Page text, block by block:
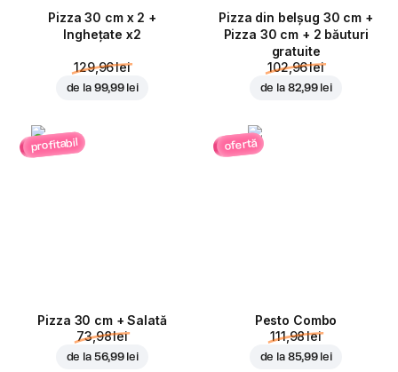
Pizza 30 cm x 2 +
Inghețate x2
129,96 lei
de la 99,99 lei
Pizza din belșug 30 cm +
Pizza 30 cm + 2 băuturi
gratuite
102,96 lei
de la 82,99 lei
profitabil
Pizza 30 cm + Salată
73,98 lei
de la 56,99 lei
ofertă
Pesto Combo
111,98 lei
de la 85,99 lei